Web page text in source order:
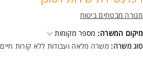
לעוד משרות ומידע על מנורה מבטחים ביטוח >
מנורה מבטחים ביטוח
מיקום המשרה: מספר מקומות
סוג משרה: משרה מלאה ועבודות ללא קורות חיים